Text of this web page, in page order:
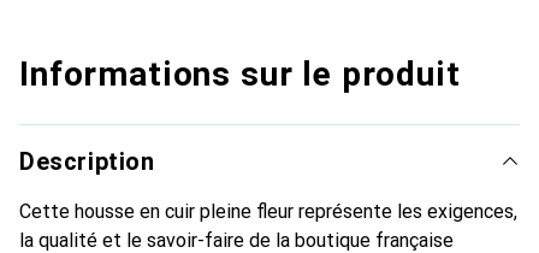
Informations sur le produit
Description
Cette housse en cuir pleine fleur représente les exigences,
la qualité et le savoir-faire de la boutique française